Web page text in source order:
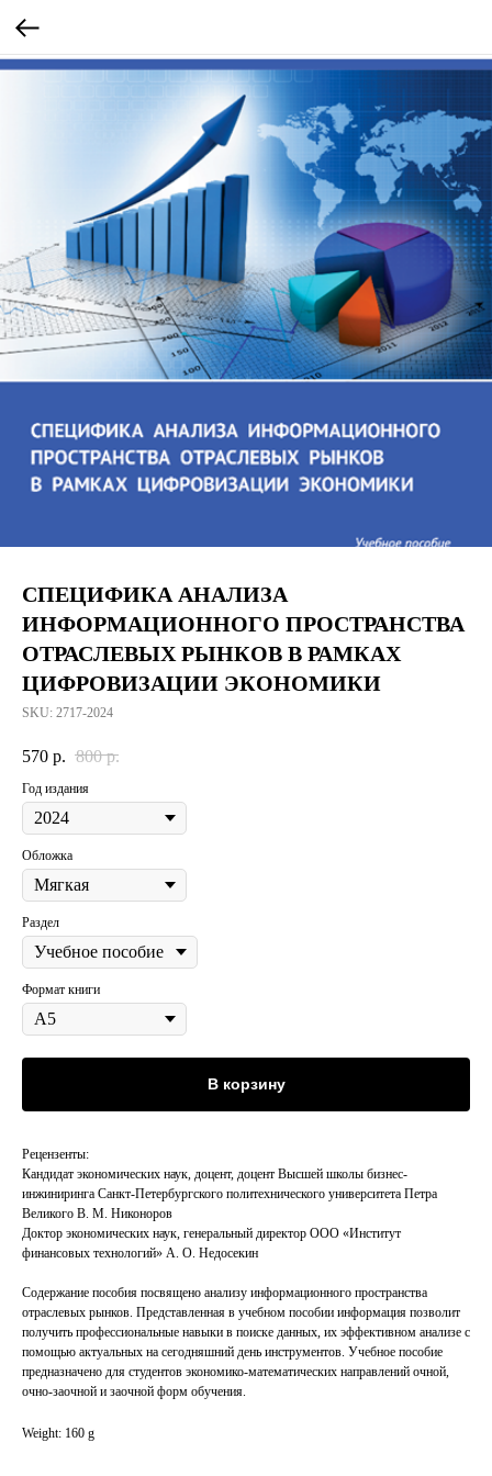
СПЕЦИФИКА АНАЛИЗА
ИНФОРМАЦИОННОГО ПРОСТРАНСТВА
ОТРАСЛЕВЫХ РЫНКОВ В РАМКАХ
ЦИФРОВИЗАЦИИ ЭКОНОМИКИ
SKU: 2717-2024
570 р. 800 р.
Год издания
Обложка
Раздел
Формат книги
В корзину
Рецензенты:
Кандидат экономических наук, доцент, доцент Высшей школы бизнес-
инжиниринга Санкт-Петербургского политехнического университета Петра
Великого В. М. Никоноров
Доктор экономических наук, генеральный директор ООО «Институт
финансовых технологий» А. О. Недосекин
Содержание пособия посвящено анализу информационного пространства
отраслевых рынков. Представленная в учебном пособии информация позволит
получить профессиональные навыки в поиске данных, их эффективном анализе с
помощью актуальных на сегодняшний день инструментов. Учебное пособие
предназначено для студентов экономико-математических направлений очной,
очно-заочной и заочной форм обучения.
Weight: 160 g